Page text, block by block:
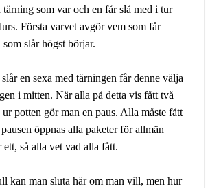
tärning som var och en får slå med i tur
Första varvet avgör vem som får
slår högst börjar.
en sexa med tärningen får denne välja
i mitten. När alla på detta vis fått två
potten gör man en paus. Alla måste fått
öppnas alla paketer för allmän
ett, så alla vet vad alla fått.
kan man sluta här om man vill, men hur